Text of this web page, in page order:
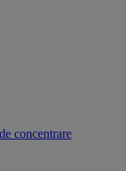
concentrare